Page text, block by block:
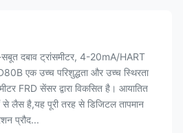
दबाव ट्रांसमीटर, 4-20mA/HART
एक उच्च परिशुद्धता और उच्च स्थिरता
FRD सेंसर द्वारा विकसित है। आयातित
लैस है,यह पूरी तरह से डिजिटल तापमान
प्रौद...